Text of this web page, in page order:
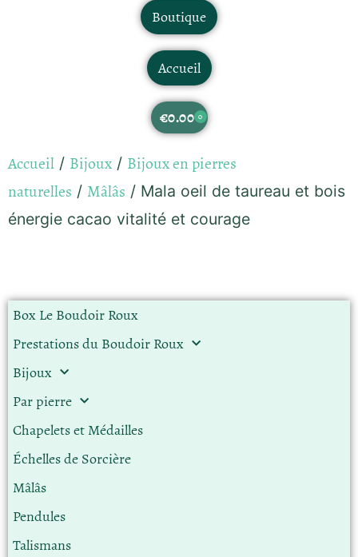
Boutique
Accueil
€0.00 0
Accueil / Bijoux / Bijoux en pierres
naturelles / Mâlâs / Mala oeil de taureau et bois
énergie cacao vitalité et courage
Box Le Boudoir Roux
Prestations du Boudoir Roux
Bijoux
Par pierre
Chapelets et Médailles
Échelles de Sorcière
Mâlâs
Pendules
Talismans